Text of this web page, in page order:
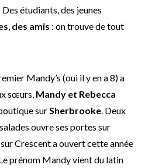
étudiants, des jeunes
des amis : on trouve de tout
Mandy’s (oui il y en a 8) a
sœurs, Mandy et Rebecca
sur Sherbrooke . Deux
ouvre ses portes sur
sur Crescent a ouvert cette année
prénom Mandy vient du latin